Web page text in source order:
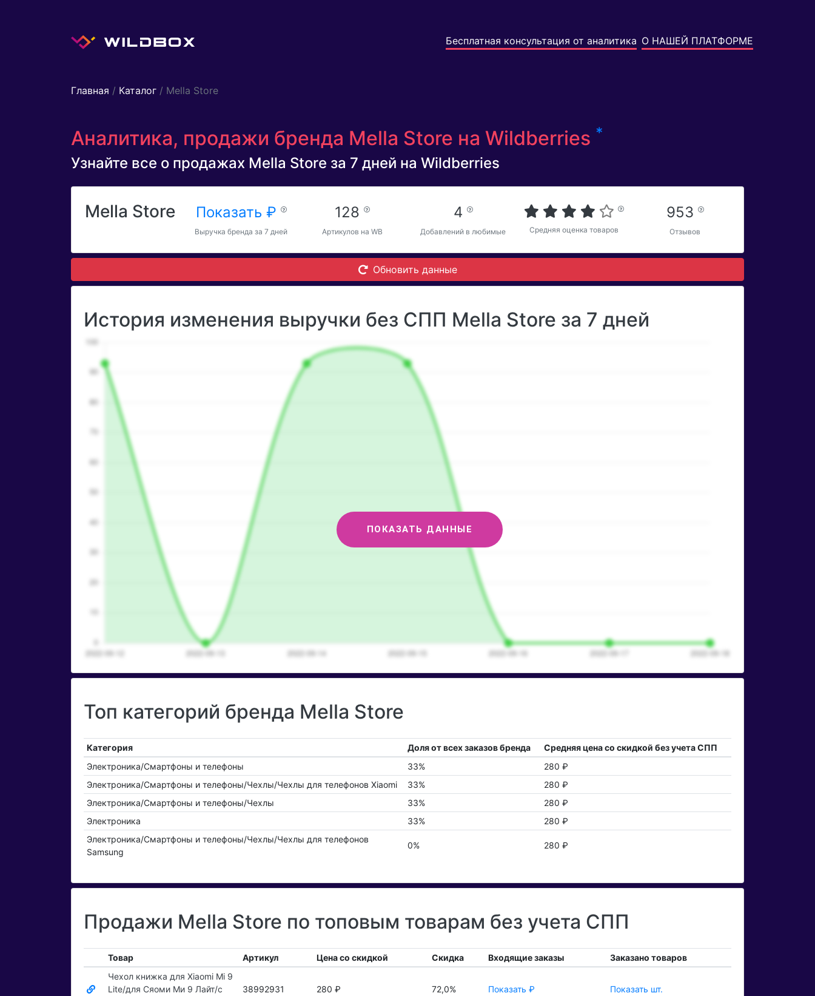
Бесплатная консультация от аналитика О НАШЕЙ ПЛАТФОРМЕ
Главная / Каталог / Mella Store
Аналитика, продажи бренда Mella Store на Wildberries *
Узнайте все о продажах Mella Store за 7 дней на Wildberries
Mella Store Показать ₽
Выручка бренда за 7 дней
128
Артикулов на WB
4
Добавлений в любимые Средняя оценка товаров
953
Отзывов
Обновить данные
История изменения выручки без СПП Mella Store за 7 дней
ПОКАЗАТЬ ДАННЫЕ
Топ категорий бренда Mella Store
Категория Доля от всех заказов бренда
Средняя цена со скидкой без учета СПП
Электроника/Смартфоны и телефоны
33%
280 ₽
Электроника/Смартфоны и телефоны/Чехлы/Чехлы для телефонов Xiaomi
33%
280 ₽
Электроника/Смартфоны и телефоны/Чехлы
33%
280 ₽
Электроника
33%
280 ₽
Электроника/Смартфоны и телефоны/Чехлы/Чехлы для телефонов
Samsung
0% 280 ₽
Продажи Mella Store по топовым товарам без учета СПП
Товар Артикул Цена со скидкой Скидка Входящие заказы
Заказано товаров
Чехол книжка для Xiaomi Mi 9
Lite/для Сяоми Ми 9 Лайт/с
38992931 280 ₽ 72,0% Показать ₽ Показать шт.